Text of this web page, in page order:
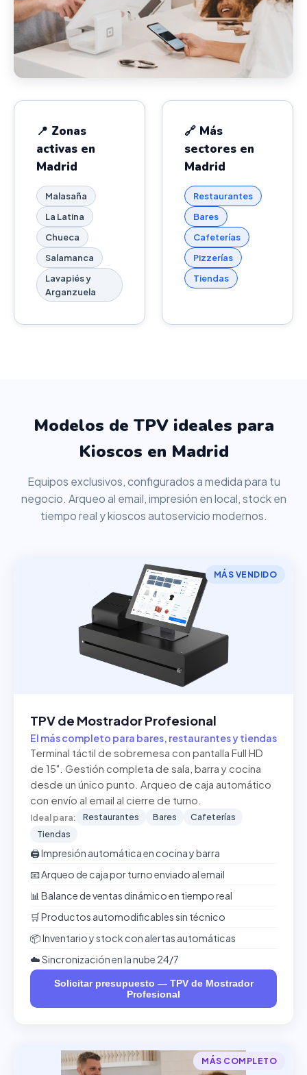
📍 Zonas
activas en
Madrid
Malasaña
La Latina
Chueca
Salamanca
Lavapiés y
Arganzuela
🔗 Más
sectores en
Madrid
Restaurantes
Bares
Cafeterías
Pizzerías
Tiendas
Modelos de TPV ideales para
Kioscos en Madrid
Equipos exclusivos, configurados a medida para tu
negocio. Arqueo al email, impresión en local, stock en
tiempo real y kioscos autoservicio modernos.
MÁS VENDIDO
TPV de Mostrador Profesional
El más completo para bares, restaurantes y tiendas
Terminal táctil de sobremesa con pantalla Full HD
de 15". Gestión completa de sala, barra y cocina
desde un único punto. Arqueo de caja automático
con envío al email al cierre de turno.
Ideal para: Restaurantes Bares
Cafeterías
Tiendas
🖨️ Impresión automática en cocina y barra
📧 Arqueo de caja por turno enviado al email
📊 Balance de ventas dinámico en tiempo real
🛒 Productos automodificables sin técnico
📦 Inventario y stock con alertas automáticas
☁️ Sincronización en la nube 24/7
Solicitar presupuesto — TPV de Mostrador
Profesional
MÁS COMPLETO